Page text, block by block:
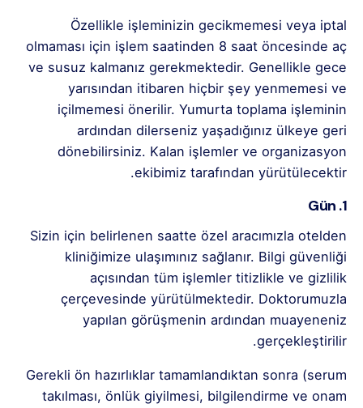
Özellikle işleminizin gecikmemesi veya iptal
olmaması için işlem saatinden 8 saat öncesinde aç
ve susuz kalmanız gerekmektedir. Genellikle gece
yarısından itibaren hiçbir şey yenmemesi ve
içilmemesi önerilir. Yumurta toplama işleminin
ardından dilerseniz yaşadığınız ülkeye geri
dönebilirsiniz. Kalan işlemler ve organizasyon
ekibimiz tarafından yürütülecektir.
1. Gün
Sizin için belirlenen saatte özel aracımızla otelden
kliniğimize ulaşımınız sağlanır. Bilgi güvenliği
açısından tüm işlemler titizlikle ve gizlilik
çerçevesinde yürütülmektedir. Doktorumuzla
yapılan görüşmenin ardından muayeneniz
gerçekleştirilir.
Gerekli ön hazırlıklar tamamlandıktan sonra (serum
takılması, önlük giyilmesi, bilgilendirme ve onam